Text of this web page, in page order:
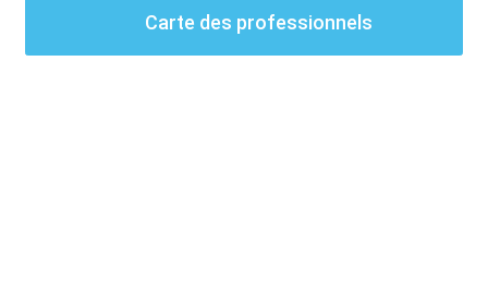
Carte des professionnels